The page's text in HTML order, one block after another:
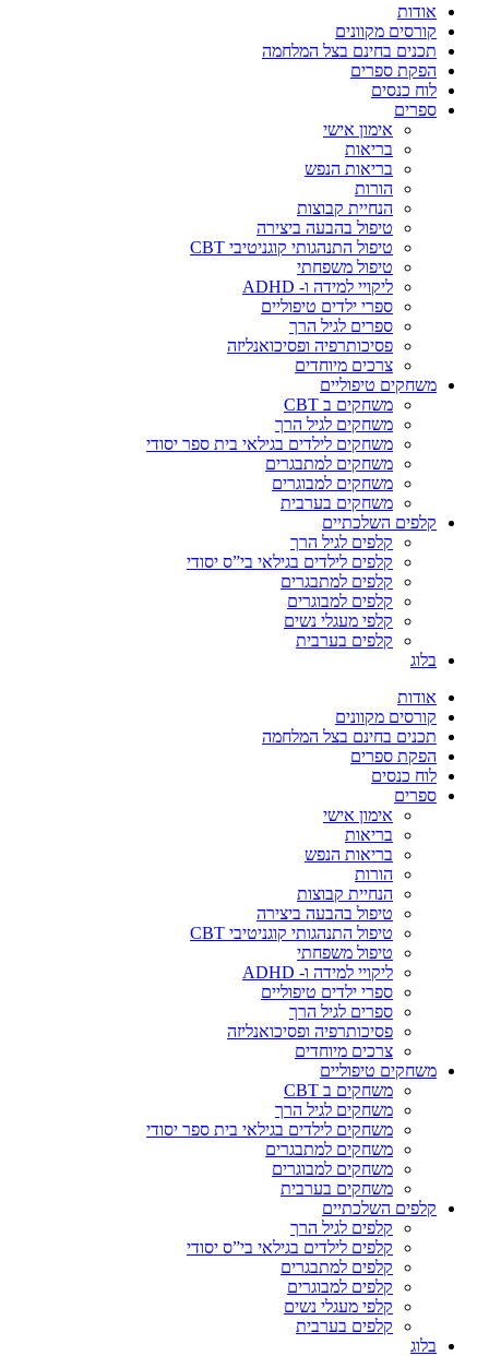
אודות
קורסים מקוונים
תכנים בחינם בצל המלחמה
הפקת ספרים
לוח כנסים
ספרים
אימון אישי
בריאות
בריאות הנפש
הורות
הנחיית קבוצות
טיפול בהבעה ביצירה
טיפול התנהגותי קוגניטיבי CBT
טיפול משפחתי
ליקויי למידה ו- ADHD
ספרי ילדים טיפוליים
ספרים לגיל הרך
פסיכותרפיה ופסיכואנליזה
צרכים מיוחדים
משחקים טיפוליים
משחקים ב CBT
משחקים לגיל הרך
משחקים לילדים בגילאי בית ספר יסודי
משחקים למתבגרים
משחקים למבוגרים
משחקים בערבית
קלפים השלכתיים
קלפים לגיל הרך
קלפים לילדים בגילאי בי”ס יסודי
קלפים למתבגרים
קלפים למבוגרים
קלפי מעגלי נשים
קלפים בערבית
בלוג
אודות
קורסים מקוונים
תכנים בחינם בצל המלחמה
הפקת ספרים
לוח כנסים
ספרים
אימון אישי
בריאות
בריאות הנפש
הורות
הנחיית קבוצות
טיפול בהבעה ביצירה
טיפול התנהגותי קוגניטיבי CBT
טיפול משפחתי
ליקויי למידה ו- ADHD
ספרי ילדים טיפוליים
ספרים לגיל הרך
פסיכותרפיה ופסיכואנליזה
צרכים מיוחדים
משחקים טיפוליים
משחקים ב CBT
משחקים לגיל הרך
משחקים לילדים בגילאי בית ספר יסודי
משחקים למתבגרים
משחקים למבוגרים
משחקים בערבית
קלפים השלכתיים
קלפים לגיל הרך
קלפים לילדים בגילאי בי”ס יסודי
קלפים למתבגרים
קלפים למבוגרים
קלפי מעגלי נשים
קלפים בערבית
בלוג